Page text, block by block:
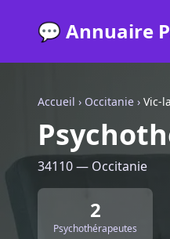
💬 Annuaire
Accueil › Occitanie › Vic-
34110 — Occitanie
2
Psychothérapeutes